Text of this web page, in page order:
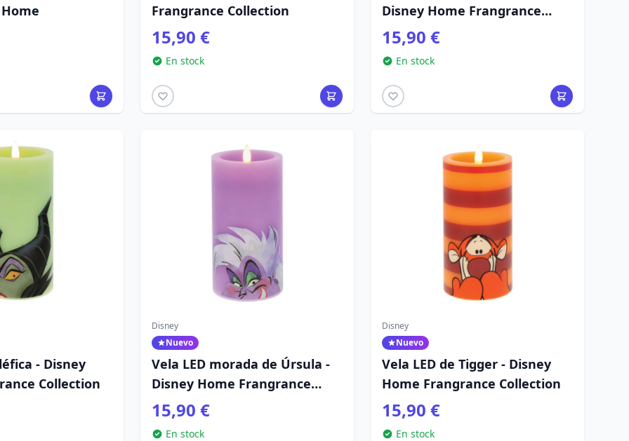
Frangrance Collection
15,90 €
En stock
Disney Home Frangrance
Collection
15,90 €
En stock
- Disney
Collection
Disney
Nuevo
Vela LED morada de Úrsula -
Disney Home Frangrance
Collection
15,90 €
En stock
Disney
Nuevo
Vela LED de Tigger - Disney
Home Frangrance Collection
15,90 €
En stock